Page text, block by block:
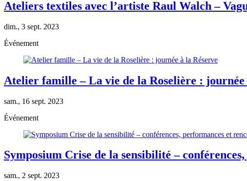
Ateliers textiles avec l’artiste Raul Walch –
dim., 3 sept. 2023
Événement
Atelier famille – La vie de la Roselière : journée
sam., 16 sept. 2023
Événement
Symposium Crise de la sensibilité –
sam., 2 sept. 2023